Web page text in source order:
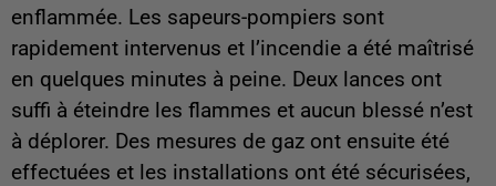
enflammée. Les sapeurs-pompiers sont
rapidement intervenus et l’incendie a été maîtrisé
en quelques minutes à peine. Deux lances ont
suffi à éteindre les flammes et aucun blessé n’est
à déplorer. Des mesures de gaz ont ensuite été
effectuées et les installations ont été sécurisées,